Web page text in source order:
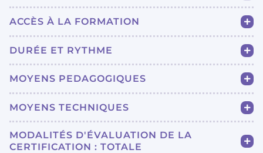
ACCÈS À LA FORMATION
DURÉE ET RYTHME
MOYENS PEDAGOGIQUES
MOYENS TECHNIQUES
MODALITÉS D'ÉVALUATION DE LA
CERTIFICATION : TOTALE